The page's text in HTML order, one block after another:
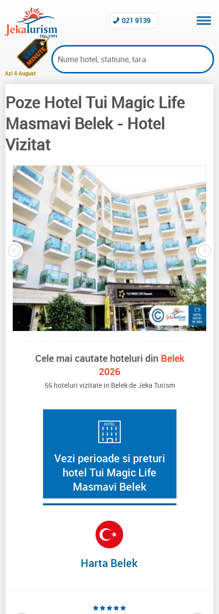
Azi 6 August
021 9139
Hoteluri vizitate Belek
Poze Hotel Tui Magic Life
Masmavi Belek- Hotel
Vizitat
Cele mai cautate hoteluri din Belek
2026
56 hoteluri vizitate in Belek de Jeka Turism
Vezi perioade si preturi
hotel Tui Magic Life
Masmavi Belek
Harta Belek